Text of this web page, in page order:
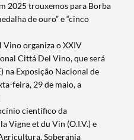
2025 trouxemos para Borba
de ouro” e “cinco
Vino organiza o XXIV
Cittá Del Vino, que será
na Exposição Nacional de
feira, 29 de maio, a
científico da
Vigne et du Vin (O.I.V.) e
Soberania